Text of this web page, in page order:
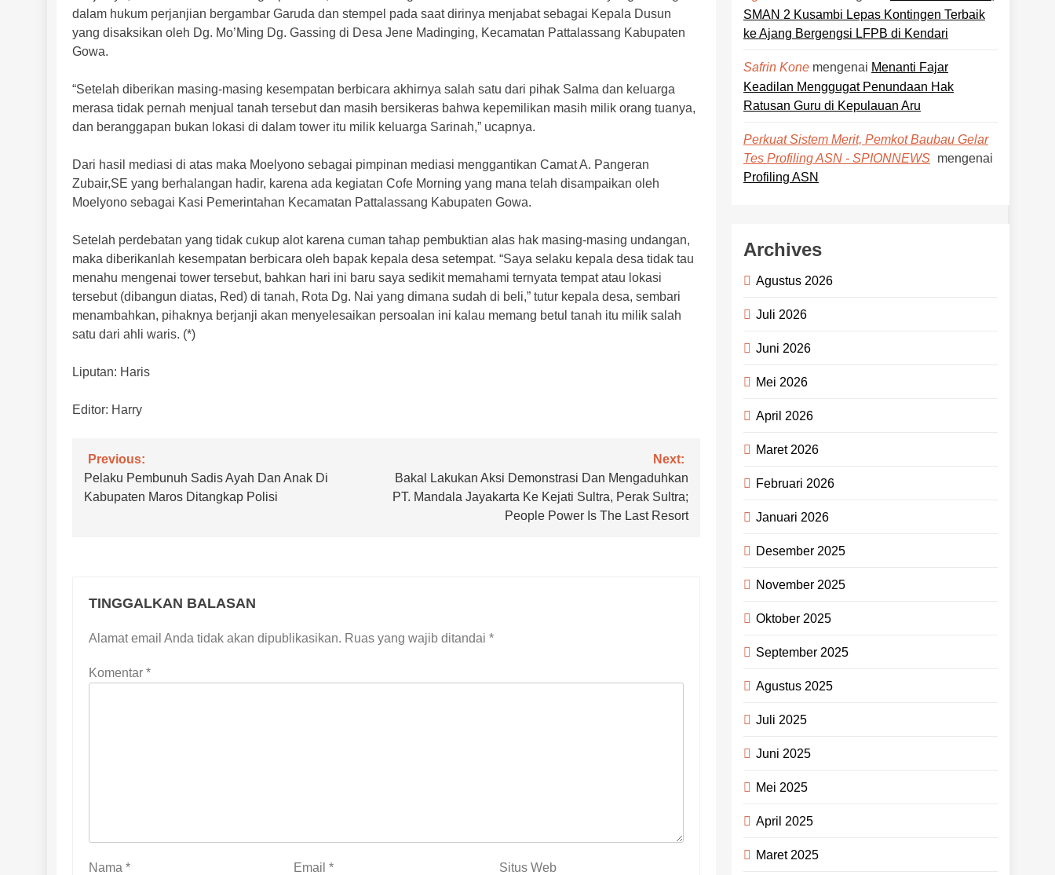
dalam hukum perjanjian bergambar Garuda dan stempel pada saat dirinya menjabat sebagai Kepala Dusun
yang disaksikan oleh Dg. Mo’Ming Dg. Gassing di Desa Jene Madinging, Kecamatan Pattalassang Kabupaten
Gowa.
“Setelah diberikan masing-masing kesempatan berbicara akhirnya salah satu dari pihak Salma dan keluarga
merasa tidak pernah menjual tanah tersebut dan masih bersikeras bahwa kepemilikan masih milik orang tuanya,
dan beranggapan bukan lokasi di dalam tower itu milik keluarga Sarinah,” ucapnya.
Dari hasil mediasi di atas maka Moelyono sebagai pimpinan mediasi menggantikan Camat A. Pangeran
Zubair,SE yang berhalangan hadir, karena ada kegiatan Cofe Morning yang mana telah disampaikan oleh
Moelyono sebagai Kasi Pemerintahan Kecamatan Pattalassang Kabupaten Gowa.
Setelah perdebatan yang tidak cukup alot karena cuman tahap pembuktian alas hak masing-masing undangan,
maka diberikanlah kesempatan berbicara oleh bapak kepala desa setempat. “Saya selaku kepala desa tidak tau
menahu mengenai tower tersebut, bahkan hari ini baru saya sedikit memahami ternyata tempat atau lokasi
tersebut (dibangun diatas, Red) di tanah, Rota Dg. Nai yang dimana sudah di beli,” tutur kepala desa, sembari
menambahkan, pihaknya berjanji akan menyelesaikan persoalan ini kalau memang betul tanah itu milik salah
satu dari ahli waris. (*)
Liputan: Haris
Editor: Harry
Navigasi
pos
Previous:
Pelaku Pembunuh Sadis Ayah Dan Anak Di
Kabupaten Maros Ditangkap Polisi
Next:
Bakal Lakukan Aksi Demonstrasi Dan Mengaduhkan
PT. Mandala Jayakarta Ke Kejati Sultra, Perak Sultra;
People Power Is The Last Resort
TINGGALKAN BALASAN
Alamat email Anda tidak akan dipublikasikan. Ruas yang wajib ditandai *
Komentar *
Nama * Email* Situs Web
SMAN 2 Kusambi Lepas Kontingen Terbaik
ke Ajang Bergengsi LFPB di Kendari
Safrin Kone mengenai Menanti Fajar
Keadilan Menggugat Penundaan Hak
Ratusan Guru di Kepulauan Aru
Perkuat Sistem Merit, Pemkot Baubau Gelar
Tes Profiling ASN - SPIONNEWS mengenai
Profiling ASN
Archives
Agustus 2026
Juli 2026
Juni 2026
Mei 2026
April 2026
Maret 2026
Februari 2026
Januari 2026
Desember 2025
November 2025
Oktober 2025
September 2025
Agustus 2025
Juli 2025
Juni 2025
Mei 2025
April 2025
Maret 2025